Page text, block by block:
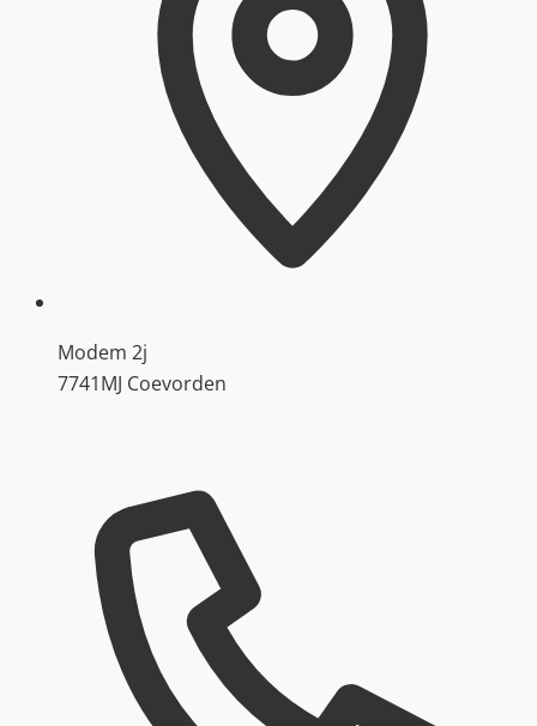
Modem 2j
7741MJ Coevorden